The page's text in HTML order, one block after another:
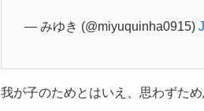
— みゆき (@miyuquinha0915)
我が子のためとはいえ、思わずた